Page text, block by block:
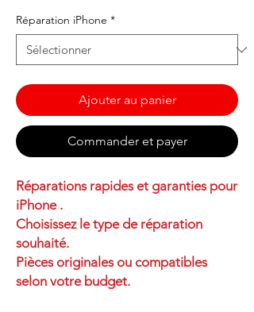
Réparation iPhone *
Ajouter au panier
Commander et payer
Réparations rapides et garanties pour
iPhone .
Choisissez le type de réparation
souhaité.
Pièces originales ou compatibles
selon votre budget.